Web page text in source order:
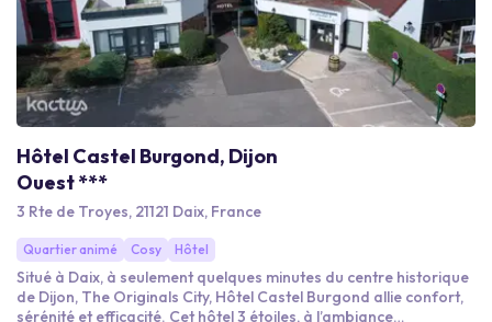
Hôtel Castel Burgond, Dijon
Ouest ***
3 Rte de Troyes, 21121 Daix, France
Quartier animé Cosy Hôtel
Situé à Daix, à seulement quelques minutes du centre historique
de Dijon, The Originals City, Hôtel Castel Burgond allie confort,
sérénité et efficacité. Cet hôtel 3 étoiles, à l’ambiance